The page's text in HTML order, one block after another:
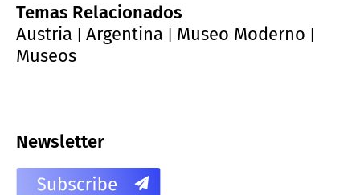
Temas Relacionados
Austria
Argentina Museo Moderno
Museos
Newsletter